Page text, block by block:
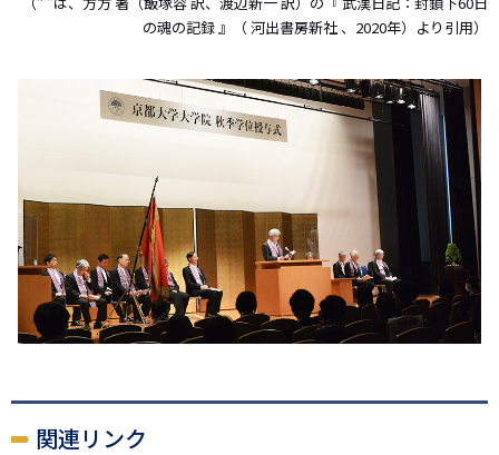
の魂の記録 』（河出書房新社 、2020年）より引用）
関連リンク